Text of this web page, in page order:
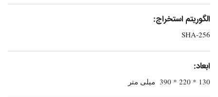
الگوریتم استخراج:
SHA-256
ابعاد:
130 * 220 * 390 میلی متر